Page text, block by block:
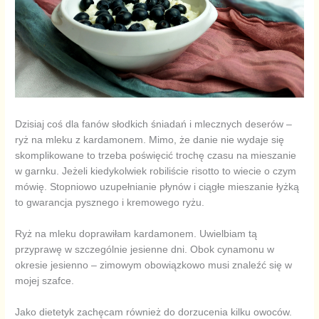
Dzisiaj coś dla fanów słodkich śniadań i mlecznych deserów –
ryż na mleku z kardamonem. Mimo, że danie nie wydaje się
skomplikowane to trzeba poświęcić trochę czasu na mieszanie
w garnku. Jeżeli kiedykolwiek robiliście risotto to wiecie o czym
mówię. Stopniowo uzupełnianie płynów i ciągłe mieszanie łyżką
to gwarancja pysznego i kremowego ryżu.
Ryż na mleku doprawiłam kardamonem. Uwielbiam tą
przyprawę w szczególnie jesienne dni. Obok cynamonu w
okresie jesienno – zimowym obowiązkowo musi znaleźć się w
mojej szafce.
Jako dietetyk zachęcam również do dorzucenia kilku owoców.